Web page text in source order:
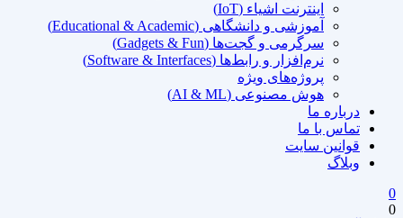
اینترنت اشیاء (IoT)
آموزشی و دانشگاهی (Educational & Academic)
سرگرمی و گجت‌ها (Gadgets & Fun)
نرم‌افزار و رابط‌ها (Software & Interfaces)
پروژه‌های ویژه
هوش مصنوعی (AI & ML)
درباره ما
تماس با ما
قوانین سایت
وبلاگ
0
0